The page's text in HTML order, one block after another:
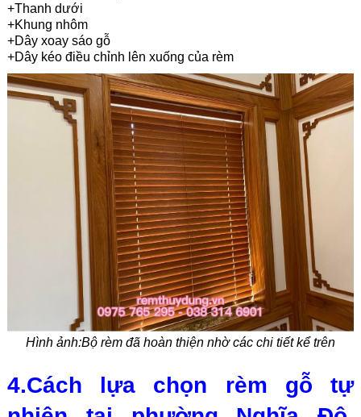
+Thanh dưới
+Khung nhôm
+Dây xoay sáo gỗ
+Dây kéo điều chỉnh lên xuống của rèm
Hình ảnh:Bộ rèm đã hoàn thiện nhờ các chi tiết kể trên
4.Cách lựa chọn rèm gỗ tự